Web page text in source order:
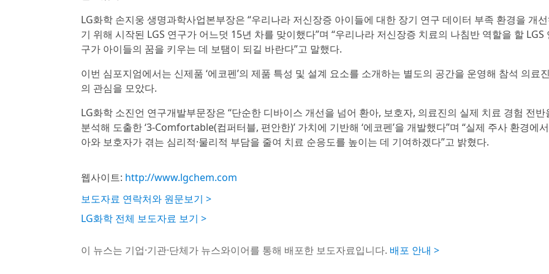
LG화학 손지웅 생명과학사업본부장은 “우리나라 저신장증 아이들에 대한 장기 연구 데이터 부족 환경을 개
기 위해 시작된 LGS 연구가 어느덧 15년 차를 맞이했다”며 “우리나라 저신장증 치료의 나침반 역할을 할 LGS
구가 아이들의 꿈을 키우는 데 보탬이 되길 바란다”고 말했다.
이번 심포지엄에서는 신제품 ‘에코펜’의 제품 특성 및 설계 요소를 소개하는 별도의 공간을 운영해 참석 의료
의 관심을 모았다.
LG화학 소진언 연구개발부문장은 “단순한 디바이스 개선을 넘어 환아, 보호자, 의료진의 실제 치료 경험 전반
분석해 도출한 ‘3-Comfortable(컴퍼터블, 편안한)’ 가치에 기반해 ‘에코펜’을 개발했다”며 “실제 주사 환경에
아와 보호자가 겪는 심리적·물리적 부담을 줄여 치료 순응도를 높이는 데 기여하겠다”고 밝혔다.
웹사이트: http://www.lgchem.com
보도자료 연락처와 원문보기 >
LG화학 전체 보도자료 보기 >
이 뉴스는 기업·기관·단체가 뉴스와이어를 통해 배포한 보도자료입니다. 배포 안내 >